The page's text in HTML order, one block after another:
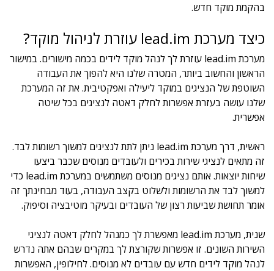
בהקמת מוקד חדש.
כיצד מערכת lead.im עוזרת לניהול מוקד?
מערכת lead.im עוזרת לך לנהל מוקד לידים בכמה מישורים. במישור
הראשון והחשוב ביותר, המטרה שלנו היא להפוך את העבודה
השוטפת של הנציגים במוקד ליעילה ואפקטיבית. את זה המערכת
שלנו עושה בעזרת אפשרות לחלק דאטה לנציגים בכל שיטה
אפשרית.
ראשית, דרך מערכת lead.im ניתן לתת לנציגים למשוך רשומות לבד.
זה מתאים לנציגי שירות בכירים ולעובדים מנוסים שכבר ביצעו
שיחות יוצאות. אותם נציגים מנוסים משתמשים במערכת lead.im כדי
למשוך לבד את הרשומות ולשלוט בקצב העבודה, בעוד מבחינתך זה
אומר תחושת שביעות רצון של העובדים ובעיקר מוטיבציה וסיפוק.
שנית, מערכת lead.im מאפשרת לך כמנהל לחלק דאטה לנציגי
השירות השונים. זו אפשרות שקורצת לך במקרים שבהם אתה נדרש
לנהל מוקד לידים חדש עם עובדים לא מנוסים. לחילופין, האפשרות